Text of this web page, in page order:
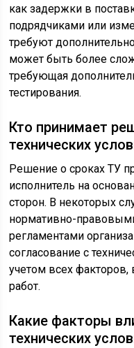
как задержки в
подрядчиками или
требуют
может быть более
требующая
тестирования.
Кто принимает
технических
Решение о сроках ТУ
исполнитель на
сторон. В некоторых
нормативно-
регламентами
согласование с
учетом всех
работ.
Какие факторы
технических